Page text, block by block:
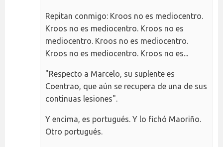
Repitan conmigo: Kroos no es mediocentro.
Kroos no es mediocentro. Kroos no es
mediocentro. Kroos no es mediocentro.
Kroos no es mediocentro. Kroos no es...
"Respecto a Marcelo, su suplente es
Coentrao, que aún se recupera de una de sus
continuas lesiones".
Y encima, es portugués. Y lo fichó Maoriño.
Otro portugués.